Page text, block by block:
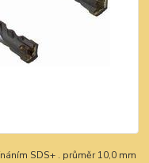
SDS+ . průměr 10,0 mm